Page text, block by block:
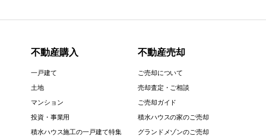
不動産購入
一戸建て
土地
マンション
投資・事業用
積水ハウス施工の一戸建て特集
不動産売却
ご売却について
売却査定・ご相談
ご売却ガイド
積水ハウスの家のご売却
グランドメゾンのご売却